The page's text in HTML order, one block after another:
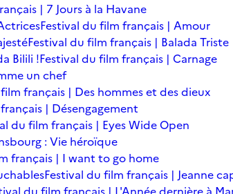
| 7 Jours à la Havane
Festival du film français | Amour
Festival du film français | Balada Triste
Bilili !Festival du film français | Carnage
un chef
français | Des hommes et des dieux
| Désengagement
du film français | Eyes Wide Open
: Vie héroïque
français | I want to go home
Festival du film français | Jeanne